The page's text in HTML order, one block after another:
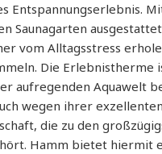
Entspannungserlebnis.
Saunagarten
vom Alltagsstress
Die Erlebnistherme
aufregenden Aquawelt
wegen ihrer exzellenten
die zu den
Hamm bietet hiermit